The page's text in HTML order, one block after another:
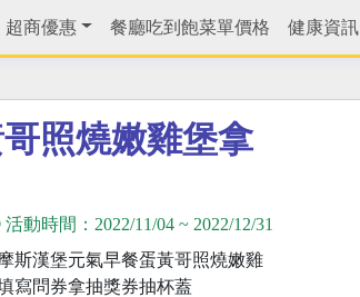
超商優惠 餐廳吃到飽菜單價格 健康資訊
照燒嫩雞堡拿
活動時間： 2022/11/04 ~ 2022/12/31
斯漢堡元氣早餐蛋黃哥照燒嫩雞
寫問券拿抽獎券抽杯蓋